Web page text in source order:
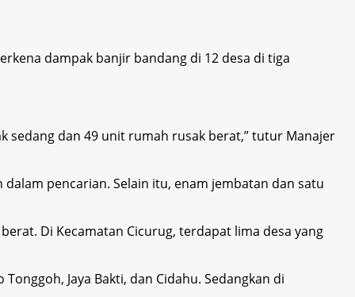
dampak banjir bandang di 12 desa di tiga
sedang dan 49 unit rumah rusak berat,” tutur Manajer
pencarian. Selain itu, enam jembatan dan satu
Di Kecamatan Cicurug, terdapat lima desa yang
Jaya Bakti, dan Cidahu. Sedangkan di